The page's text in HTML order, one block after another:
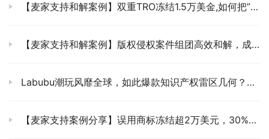
【麦家支持和解案例】双重TRO冻结1.5万美金,如何把”天价索赔”谈成”骨折价和解”
【麦家支持和解案例】版权侵权案件组团高效和解，成本直降82%！
Labubu潮玩风靡全球，如此爆款知识产权雷区几何？可否闭眼冲？
【麦家支持案例分享】误用商标冻结超2万美元，30%和解金快速回血！